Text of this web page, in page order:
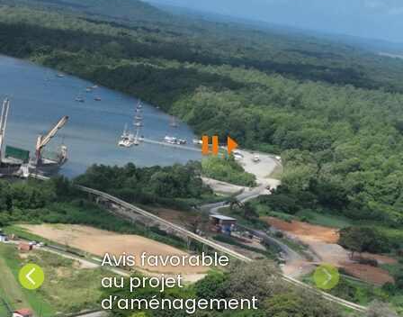
PrécédentAvis favorable
au projet
d’aménagement
Suivant